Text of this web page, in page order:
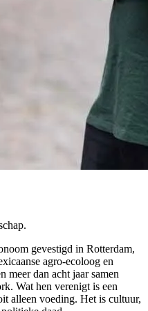
gevestigd in Rotterdam,
agro-ecoloog en
meer dan acht jaar samen
Wat hen verenigt is een
alleen voeding. Het is cultuur,